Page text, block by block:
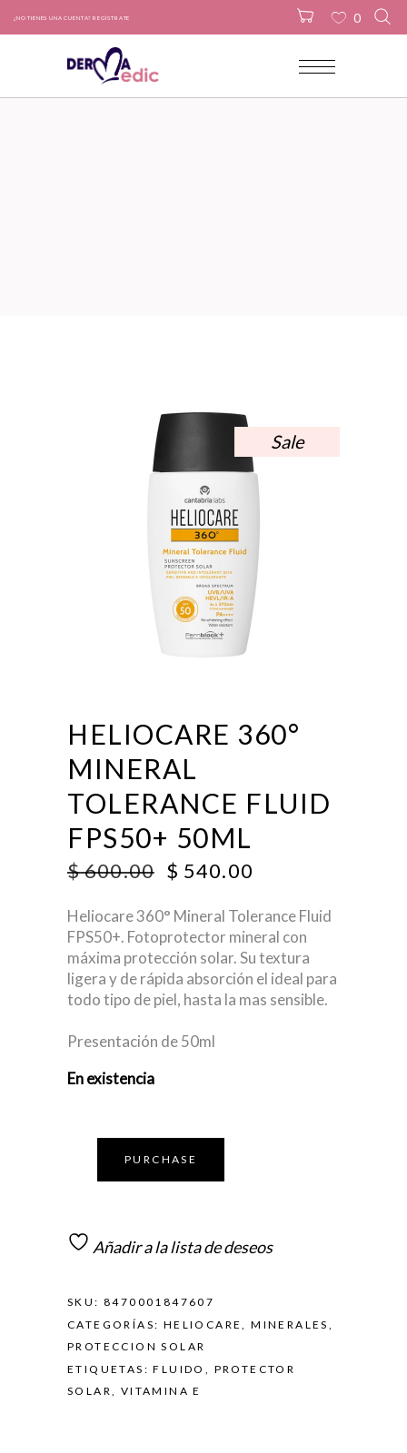
¿NO TIENES UNA CUENTA? REGÍSTRATE
No products in the cart.
0
Sale
HELIOCARE 360°
MINERAL
TOLERANCE FLUID
FPS50+ 50ML
$600.00 ORIGINAL
WAS:
$ 600.00.
$ 540.00
IS:
$ 540.00.
Heliocare 360° Mineral Tolerance Fluid
FPS50+. Fotoprotector mineral con
máxima protección solar. Su textura
ligera y de rápida absorción el ideal para
todo tipo de piel, hasta la mas sensible.
Presentación de 50ml
En existencia
PURCHASE
Añadir a la lista de deseos
SKU: 8470001847607
CATEGORÍAS: HELIOCARE,MINERALES ,
PROTECCION SOLAR
ETIQUETAS:FLUIDO , PROTECTOR
SOLAR, VITAMINA E